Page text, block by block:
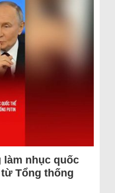
nhục quốc
Tổng thống